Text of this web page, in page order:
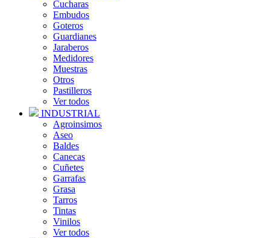
Cucharas
Embudos
Goteros
Guardianes
Jaraberos
Medidores
Muestras
Otros
Pastilleros
Ver todos
INDUSTRIAL
Agroinsimos
Aseo
Baldes
Canecas
Cuñetes
Garrafas
Grasa
Tarros
Tintas
Vinilos
Ver todos